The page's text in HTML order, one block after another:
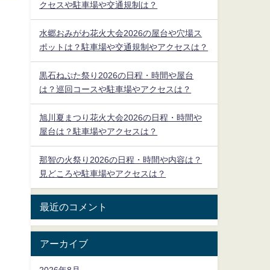
クセスや駐車場や交通規制は？
水郷おみがわ花火大会2026の屋台や穴場ス
ポットは？駐車場や交通規制やアクセスは？
黒石ねぷた祭り2026の日程・時間や屋台
は？巡回コースや駐車場やアクセスは？
旭川夏まつり花火大会2026の日程・時間や
屋台は？駐車場やアクセスは？
那智の火祭り2026の日程・時間や内容は？
見どころや駐車場やアクセスは？
最近のコメント
アーカイブ